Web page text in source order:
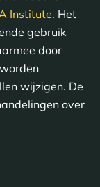
Institute. Het
gebruik
door
wijzigen. De
over